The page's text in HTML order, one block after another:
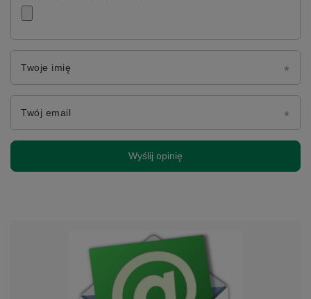
Twoje imię
Twój email
Wyślij opinię